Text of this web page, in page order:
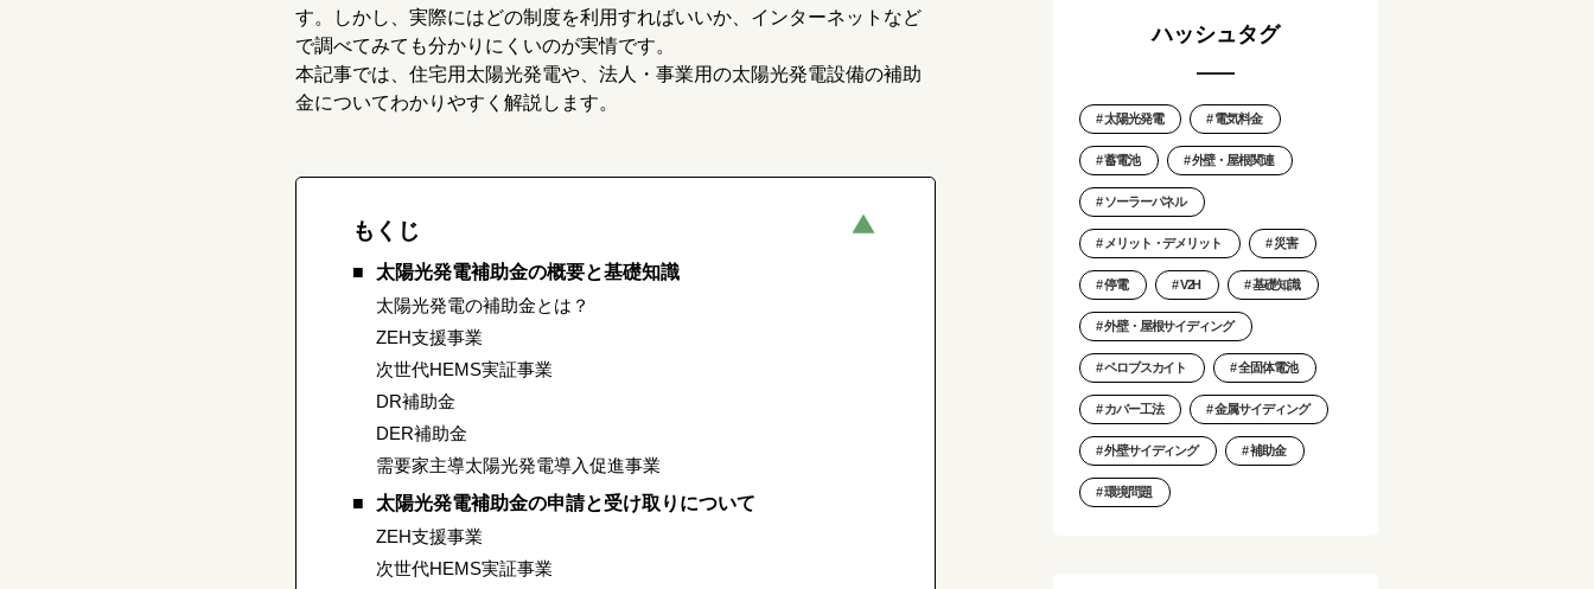
す。しかし、実際にはどの制度を利用すればいいか、インターネットなど
で調べてみても分かりにくいのが実情です。
本記事では、住宅用太陽光発電や、法人・事業用の太陽光発電設備の補助
金についてわかりやすく解説します。
もくじ
太陽光発電補助金の概要と基礎知識
太陽光発電の補助金とは？
ZEH支援事業
次世代HEMS実証事業
DR補助金
DER補助金
需要家主導太陽光発電導入促進事業
太陽光発電補助金の申請と受け取りについて
ZEH支援事業
次世代HEMS実証事業
ハッシュタグ
太陽光発電 電気料金
蓄電池 外壁・屋根関連
ソーラーパネル
メリット・デメリット 災害
停電 V2H 基礎知識
外壁・屋根サイディング
ペロブスカイト 全固体電池
カバー工法 金属サイディング
外壁サイディング 補助金
環境問題